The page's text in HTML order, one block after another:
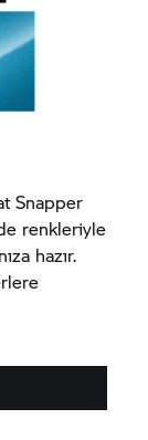
Snapper
renkleriyle
hazır.